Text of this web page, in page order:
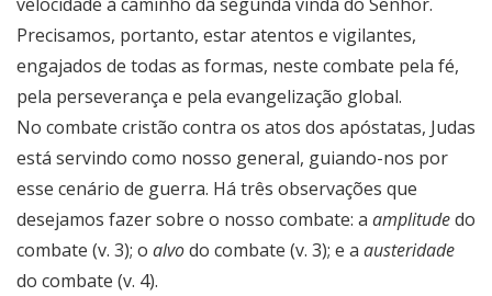
Precisamos, portanto, estar atentos e vigilantes,
engajados de todas as formas, neste combate pela fé,
pela perseverança e pela evangelização global.
No combate cristão contra os atos dos apóstatas, Judas
está servindo como nosso general, guiando-nos por
esse cenário de guerra. Há três observações que
desejamos fazer sobre o nosso combate: a amplitudedo
combate (v. 3); o alvodo combate (v. 3); e a austeridade
do combate (v. 4).